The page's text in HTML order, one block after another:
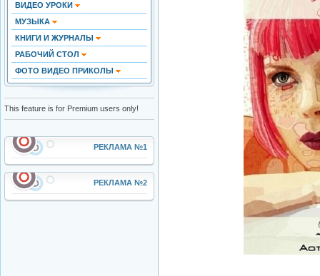
ВИДЕО УРОКИ
МУЗЫКА
КНИГИ И ЖУРНАЛЫ
РАБОЧИЙ СТОЛ
ФОТО ВИДЕО ПРИКОЛЫ
This feature is for Premium users only!
РЕКЛАМА №1
РЕКЛАМА №2